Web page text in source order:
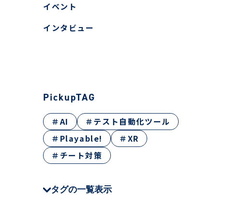
イベント
インタビュー
PickupTAG
＃AI
＃テスト自動化ツール
＃Playable!
＃XR
＃チート対策
タグの一覧表示